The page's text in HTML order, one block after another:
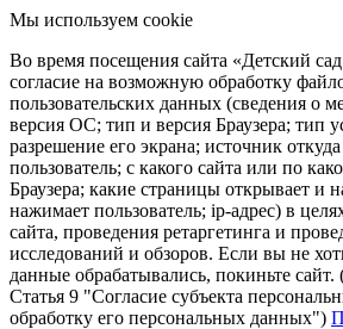
Мы используем cookie
Во время посещения сайта «Детский
согласие на возможную обработку
пользовательских данных (сведения о
версия ОС; тип и версия Браузера; тип
разрешение его экрана; источник
пользователь; с какого сайта или по
Браузера; какие страницы открывает и
нажимает пользователь; ip-адрес) в
сайта, проведения ретаргетинга и
исследований и обзоров. Если вы не
данные обрабатывались, покиньте
Статья 9 "Согласие субъекта
обработку его персональных данных")